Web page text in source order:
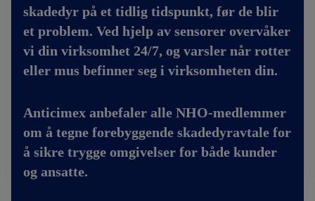
skadedyr på et tidlig tidspunkt, før de blir
et problem. Ved hjelp av sensorer overvåker
vi din virksomhet 24/7, og varsler når rotter
eller mus befinner seg i virksomheten din.
Anticimex anbefaler alle NHO-medlemmer
om å tegne forebyggende skadedyravtale for
å sikre trygge omgivelser for både kunder
og ansatte.